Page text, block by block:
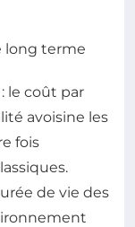
long terme
le coût par
avoisine les
fois
de vie des